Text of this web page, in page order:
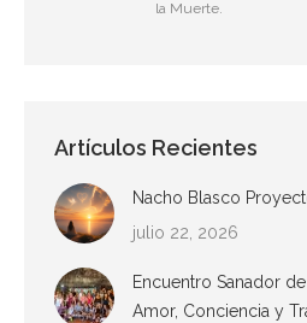
la Muerte.
Artículos Recientes
Nacho Blasco
julio 22, 2026
Encuentro Sanador
Amor, Conciencia y